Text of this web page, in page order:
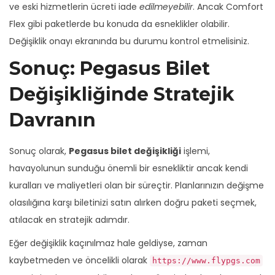
ve eski hizmetlerin ücreti iade edilmeyebilir. Ancak Comfort
Flex gibi paketlerde bu konuda da esneklikler olabilir.
Değişiklik onayı ekranında bu durumu kontrol etmelisiniz.
Sonuç: Pegasus Bilet
Değişikliğinde Stratejik
Davranın
Sonuç olarak, Pegasus bilet değişikliği işlemi,
havayolunun sunduğu önemli bir esnekliktir ancak kendi
kuralları ve maliyetleri olan bir süreçtir. Planlarınızın değişme
olasılığına karşı biletinizi satın alırken doğru paketi seçmek,
atılacak en stratejik adımdır.
Eğer değişiklik kaçınılmaz hale geldiyse, zaman
kaybetmeden ve öncelikli olarak
https://www.flypgs.com